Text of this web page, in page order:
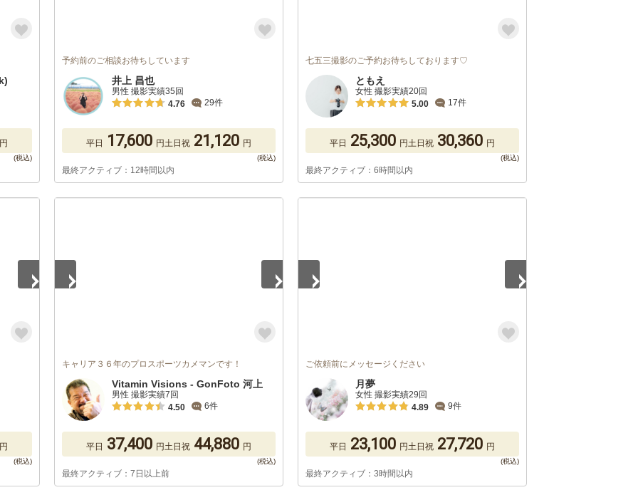
円
予約前のご相談お待ちしています
井上 昌也
男性 撮影実績35回
4.76
29件
平日 17,600 円土日祝 21,120 円
最終アクティブ：12時間以内
七五三撮影のご予約お待ちしております♡
ともえ
女性 撮影実績20回
5.00
17件
平日 25,300 円土日祝 30,360 円
最終アクティブ：6時間以内
円
キャリア３６年のプロスポーツカメマンです！
Vitamin Visions - GonFoto 河上
男性 撮影実績7回
4.50
6件
平日 37,400 円土日祝 44,880 円
最終アクティブ：7日以上前
ご依頼前にメッセージください
月夢
女性 撮影実績29回
4.89
9件
平日 23,100 円土日祝 27,720 円
最終アクティブ：3時間以内